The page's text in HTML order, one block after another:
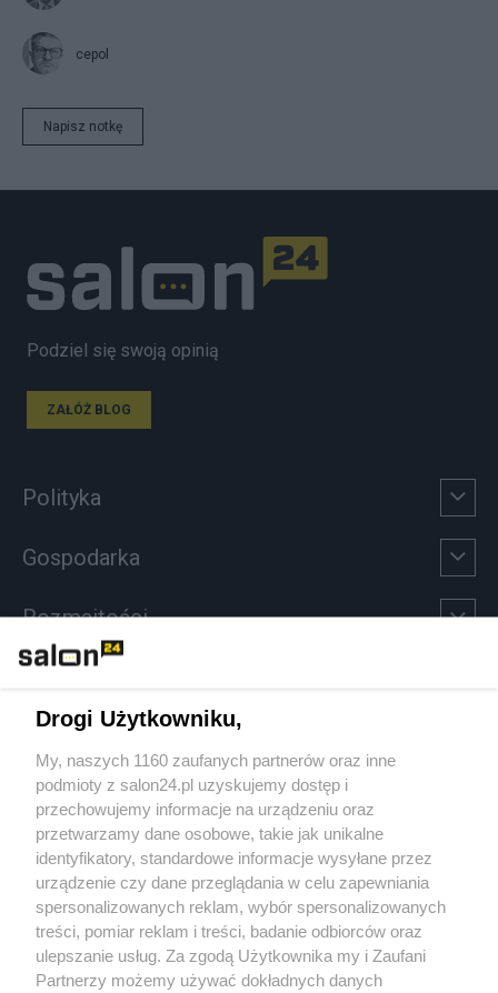
cepol
Napisz notkę
Podziel się swoją opinią
ZAŁÓŻ BLOG
Polityka
Gospodarka
Rozmaitości
Sport
Społeczeństwo
Kultura
X Facebook Instagram Youtube
Drogi Użytkowniku,
My, naszych 1160 zaufanych partnerów oraz inne
podmioty z salon24.pl uzyskujemy dostęp i
przechowujemy informacje na urządzeniu oraz
przetwarzamy dane osobowe, takie jak unikalne
identyfikatory, standardowe informacje wysyłane przez
urządzenie czy dane przeglądania w celu zapewniania
spersonalizowanych reklam, wybór spersonalizowanych
treści, pomiar reklam i treści, badanie odbiorców oraz
ulepszanie usług. Za zgodą Użytkownika my i Zaufani
Partnerzy możemy używać dokładnych danych